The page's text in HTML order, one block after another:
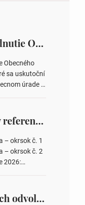
Pozvánka na 35. zasadnutie OZ v Zámutove
Obecného
sa uskutoční
úrade v
volebných
obecných
odpredaja
Výsledky hlasovania v referende 2026
– okrsok č. 1
– okrsok č. 2
2026:
Oznámenie o podaných odvolaniach a upovedomenie účastníkov konania o obsahu podaných odvolani – Verejná vyhláška